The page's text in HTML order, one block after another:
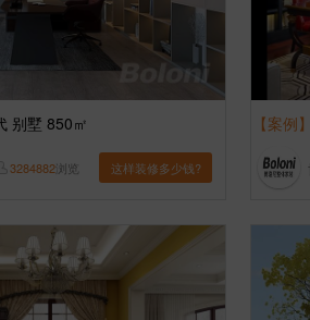
别墅 850㎡
3284882浏览 这样装修多少钱?
【案例